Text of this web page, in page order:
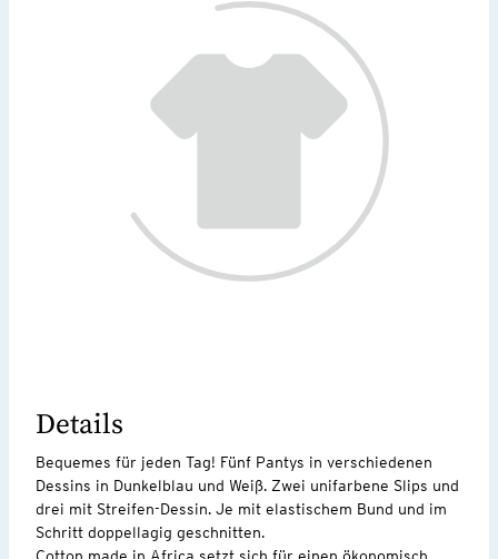
Details
Bequemes für jeden Tag! Fünf Pantys in verschiedenen
Dessins in Dunkelblau und Weiß. Zwei unifarbene Slips und
drei mit Streifen-Dessin. Je mit elastischem Bund und im
Schritt doppellagig geschnitten.